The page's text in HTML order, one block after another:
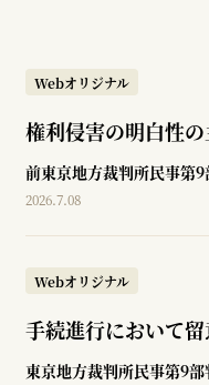
Webオリジナル
権利侵害の明白性
前東京地方裁判所民事第
2026.7.08
Webオリジナル
手続進行において
東京地方裁判所民事第9部